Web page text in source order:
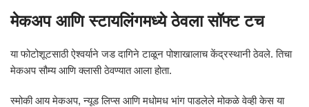
मेकअप आणि स्टायलिंगमध्ये ठेवला सॉफ्ट टच
या फोटोशूटसाठी ऐश्वर्याने जड दागिने टाळून पोशाखालाच केंद्रस्थानी ठेवले. तिचा
मेकअप सौम्य आणि क्लासी ठेवण्यात आला होता.
स्मोकी आय मेकअप, न्यूड लिप्स आणि मधोमध भांग पाडलेले मोकळे वेव्ही केस या